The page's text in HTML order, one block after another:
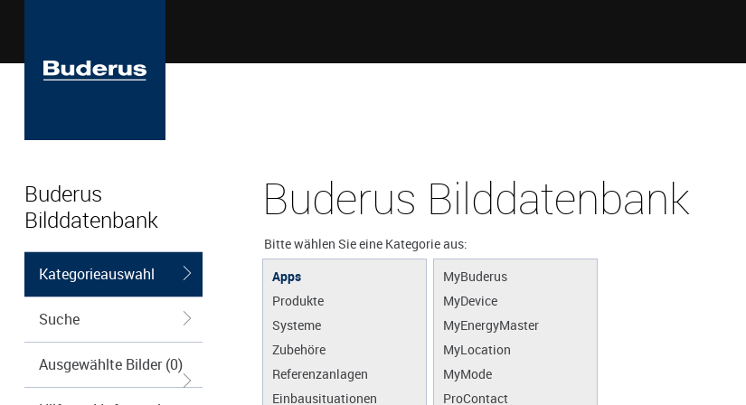
Buderus
Bilddatenbank
Kategorieauswahl
Suche
Ausgewählte Bilder (0)
Buderus Bilddatenbank
Bitte wählen Sie eine Kategorie aus:
Apps
Produkte
Systeme
Zubehöre
Referenzanlagen
Einbausituationen
MyBuderus
MyDevice
MyEnergyMaster
MyLocation
MyMode
ProContact